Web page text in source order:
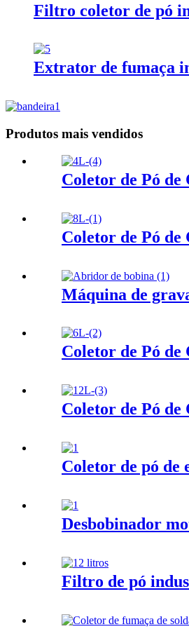
Filtro coletor de pó
Extrator de fumaça
Produtos mais vendidos
Coletor de Pó
Coletor de Pó
Máquina de
Coletor de Pó
Coletor de Pó
Coletor de pó de
Desbobinador
Filtro de pó